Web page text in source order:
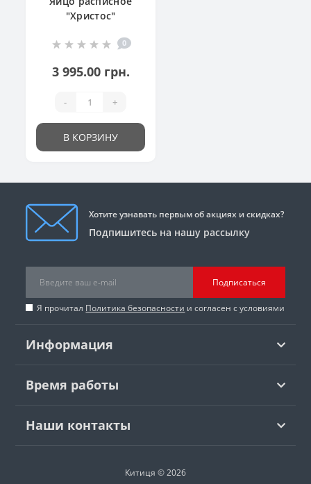
"Христос"
0
3 995.00 грн.
- +
В КОРЗИНУ
Хотите узнавать первым об акциях и скидках?
Подпишитесь на нашу рассылку
Подписаться
Я прочитал Политика безопасности и согласен с условиями
Информация
Время работы
Наши контакты
Китиця © 2026